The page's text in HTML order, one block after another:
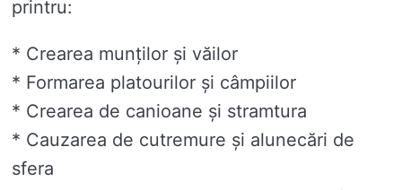
printru:
* Crearea munților și văilor
* Formarea platourilor și câmpiilor
* Crearea de canioane și stramtura
* Cauzarea de cutremure și alunecări de
sfera